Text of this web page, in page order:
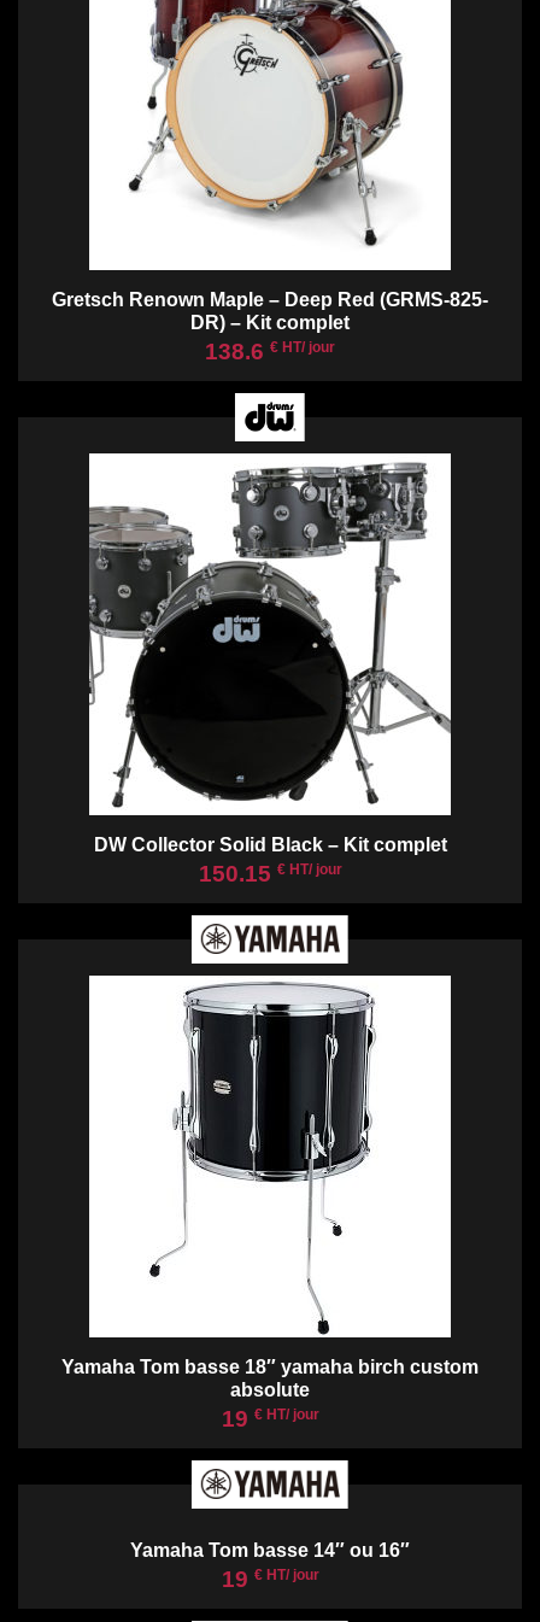
Gretsch Renown Maple – Deep Red (GRMS-825-
DR) – Kit complet
138.6 € HT/ jour
DW Collector Solid Black – Kit complet
150.15 € HT/ jour
Yamaha Tom basse 18″ yamaha birch custom
absolute
19 € HT/ jour
Yamaha Tom basse 14″ ou 16″
19 € HT/ jour